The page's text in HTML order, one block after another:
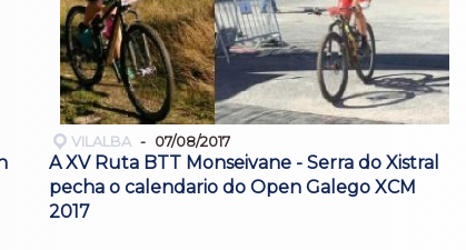
VILALBA 07/08/2017
A XV Ruta BTT Monseivane - Serra do Xistral
pecha o calendario do Open Galego XCM
2017